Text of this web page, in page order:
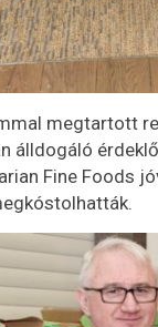
megtartott
álldogáló
Fine Foods